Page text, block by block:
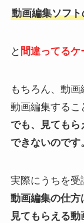
動画編集ソフ
と 間違ってる
もちろん、動画
動画編集するこ
でも、見てもら
できないのです
実際にうちを受
動画編集の仕方
見てもらえる動